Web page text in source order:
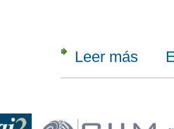
Leer más sobre